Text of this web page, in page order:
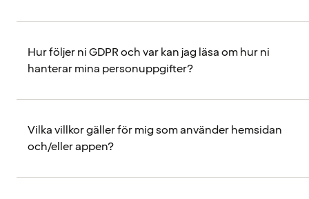
Hur följer ni GDPR och var kan jag läsa om hur ni
hanterar mina personuppgifter?
Vilka villkor gäller för mig som använder hemsidan
och/eller appen?